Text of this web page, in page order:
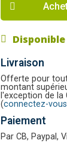
Disponible
Livraison
Offerte pour
montant
l'exception de la
(connectez-vous
Paiement
Par CB, Paypal,